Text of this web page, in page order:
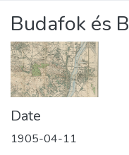
About us
Budafok és
Date
1905-04-11